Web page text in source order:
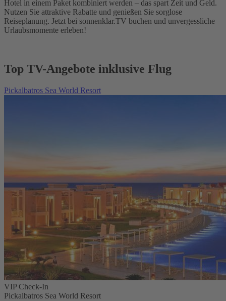
Hotel in einem Paket kombiniert werden – das spart Zeit und Geld.
Nutzen Sie attraktive Rabatte und genießen Sie sorglose
Reiseplanung. Jetzt bei sonnenklar.TV buchen und unvergessliche
Urlaubsmomente erleben!
Top TV-Angebote inklusive Flug
Pickalbatros Sea World Resort
VIP Check-In
Pickalbatros Sea World Resort